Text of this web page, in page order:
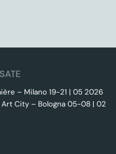
– Milano 19-21 | 05 2026
Art City – Bologna 05-08 | 02